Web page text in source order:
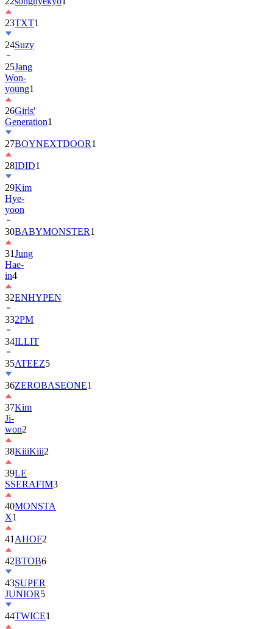
23TXT1
24Suzy
25Jang
Won-
young1
26Girls'
Generation1
27BOYNEXTDOOR1
28IDID1
29Kim
Hye-
yoon
30BABYMONSTER1
31Jung
Hae-
in4
32ENHYPEN
332PM
34ILLIT
35ATEEZ5
36ZEROBASEONE1
37Kim
Ji-
won2
38KiiiKiii2
39LE
SSERAFIM3
40MONSTA
X1
41 AHOF2
42BTOB6
43SUPER
JUNIOR5
44TWICE1